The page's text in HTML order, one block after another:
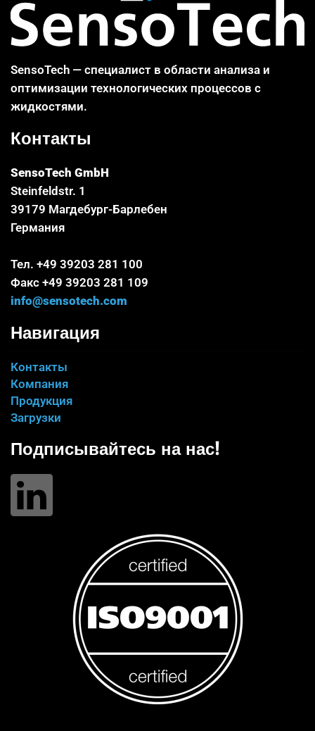
SensoTech — специалист в области анализа и
оптимизации технологических процессов с
жидкостями.
Контакты
SensoTech GmbH
Steinfeldstr. 1
39179 Магдебург-Барлебен
Германия
Тел. +49 39203 281 100
Факс +49 39203 281 109
info@sensotech.com
Навигация
Контакты
Компания
Продукция
Загрузки
Подписывайтесь на нас!